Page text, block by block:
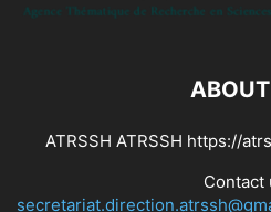
ATRSSH ATRSSH https://
Contact